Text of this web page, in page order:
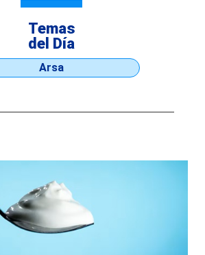
Temas
del Día
Arsa